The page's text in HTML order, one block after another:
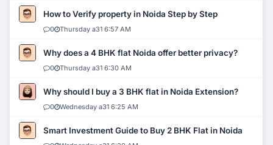
How to Verify property in Noida Step by Step
0 Thursday a31 6:57 AM
Why does a 4 BHK flat Noida offer better privacy?
0 Thursday a31 6:30 AM
Why should I buy a 3 BHK flat in Noida Extension?
0 Wednesday a31 6:25 AM
Smart Investment Guide to Buy 2 BHK Flat in Noida